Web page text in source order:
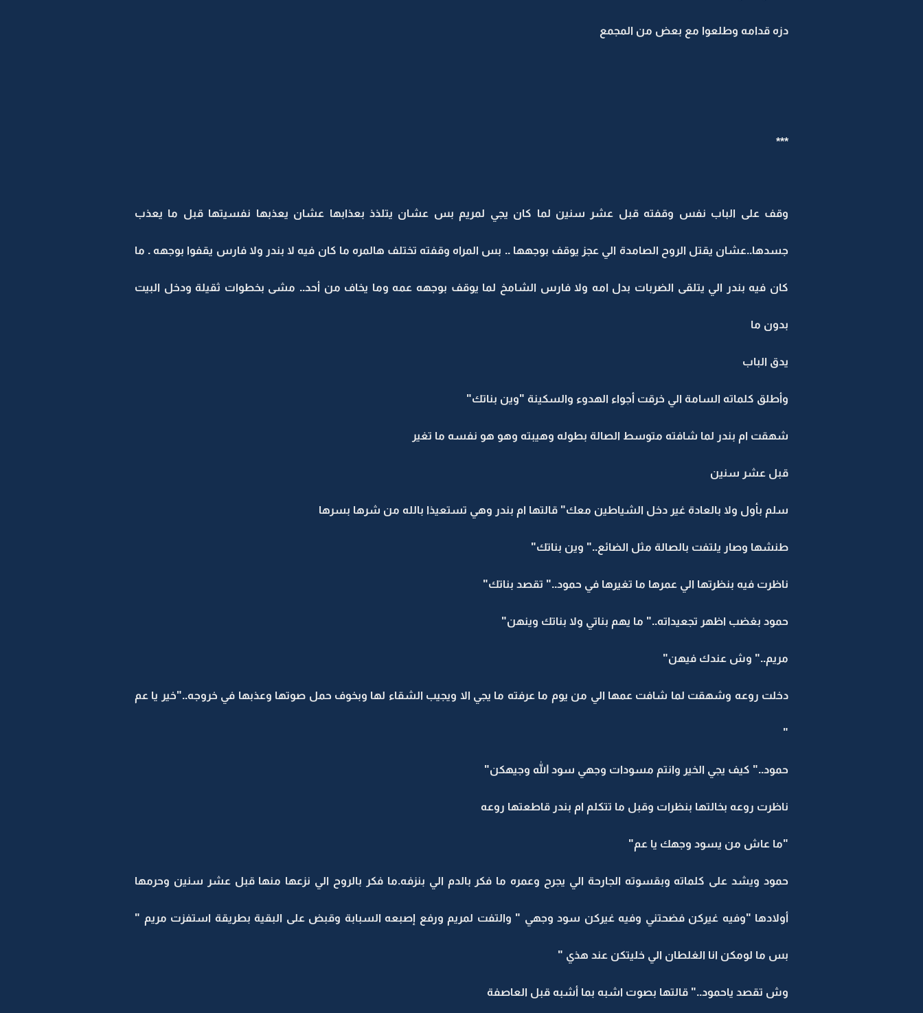
دزه قدامه وطلعوا مع بعض من المجمع
***
وقف على الباب نفس وقفته قبل عشر سنين لما كان يجي لمريم بس عشان يتلذذ بعذابها عشان يعذبها نفسيتها قبل ما يعذب
جسدها..عشان يقتل الروح الصامدة الي عجز يوقف بوجهها .. بس المراه وقفته تختلف هالمره ما كان فيه لا بندر ولا فارس يقفوا بوجهه . ما
كان فيه بندر الي يتلقى الضربات بدل امه ولا فارس الشامخ لما يوقف بوجهه عمه وما يخاف من أحد.. مشى بخطوات ثقيلة ودخل البيت
بدون ما
يدق الباب
وأطلق كلماته السامة الي خرقت أجواء الهدوء والسكينة "وين بناتك"
شهقت ام بندر لما شافته متوسط الصالة بطوله وهيبته وهو هو نفسه ما تغير
قبل عشر سنين
سلم بأول ولا بالعادة غير دخل الشياطين معك" قالتها ام بندر وهي تستعيذا بالله من شرها بسرها
طنشها وصار يلتفت بالصالة مثل الضائع.." وين بناتك"
ناظرت فيه بنظرتها الي عمرها ما تغيرها في حمود.." تقصد بناتك"
حمود بغضب اظهر تجعيداته.." ما يهم بناتي ولا بناتك وينهن"
مريم.." وش عندك فيهن"
دخلت روعه وشهقت لما شافت عمها الي من يوم ما عرفته ما يجي الا ويجيب الشقاء لها وبخوف حمل صوتها وعذبها في خروجه.."خير يا عم
"
حمود.." كيف يجي الخير وانتم مسودات وجهي سود الله وجيهكن"
ناظرت روعه بخالتها بنظرات وقبل ما تتكلم ام بندر قاطعتها روعه
"ما عاش من يسود وجهك يا عم"
حمود ويشد على كلماته وبقسوته الجارحة الي يجرح وعمره ما فكر بالدم الي بنزفه.ما فكر بالروح الي نزعها منها قبل عشر سنين وحرمها
أولادها "وفيه غيركن فضحتني وفيه غيركن سود وجهي " والتفت لمريم ورفع إصبعه السبابة وقبض على البقية بطريقة استفزت مريم "
بس ما لومكن انا الغلطان الي خليتكن عند هذي "
وش تقصد ياحمود.." قالتها بصوت اشبه بما أشبه قبل العاصفة